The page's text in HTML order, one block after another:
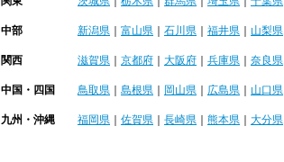
中部 新潟県 富山県 石川県 福井県 山梨県
関西 滋賀県 京都府 大阪府 兵庫県 奈良県
中国・四国 鳥取県 島根県 岡山県 広島県 山口県
九州・沖縄 福岡県 佐賀県 長崎県 熊本県 大分県